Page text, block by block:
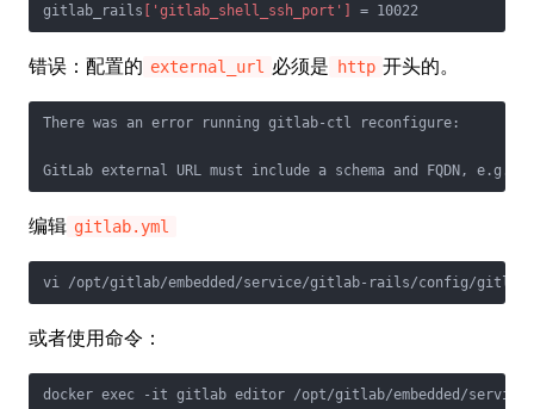
gitlab_rails ['gitlab_shell_ssh_port'] = 10022
错误：配置的 external_url 必须是 http 开头的。
There was an error running gitlab-ctl reconfigure:
GitLab external URL must include a schema and FQDN, e.g.
编辑 gitlab.yml
vi /opt/gitlab/embedded/service/gitlab-rails/config/
或者使用命令：
docker exec -it gitlab editor /opt/gitlab/embedded/